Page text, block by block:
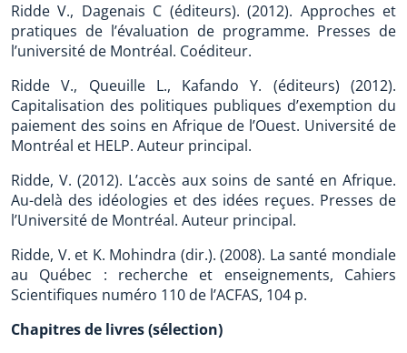
Ridde V., Dagenais C (éditeurs). (2012). Approches et
pratiques de l’évaluation de programme. Presses de
l’université de Montréal. Coéditeur.
Ridde V., Queuille L., Kafando Y. (éditeurs) (2012).
Capitalisation des politiques publiques d’exemption du
paiement des soins en Afrique de l’Ouest. Université de
Montréal et HELP. Auteur principal.
Ridde, V. (2012). L’accès aux soins de santé en Afrique.
Au-delà des idéologies et des idées reçues. Presses de
l’Université de Montréal. Auteur principal.
Ridde, V. et K. Mohindra (dir.). (2008). La santé mondiale
au Québec : recherche et enseignements, Cahiers
Scientifiques numéro 110 de l’ACFAS, 104 p.
Chapitres de livres (sélection)